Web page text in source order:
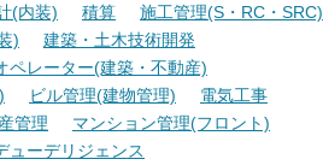
(内装) 積算
施工管理(S・RC・SRC)
)
建築・土木技術開発
ペレーター(建築・不動産)
ビル管理(建物管理)
電気工事
管理
マンション管理(フロント)
ューデリジェンス